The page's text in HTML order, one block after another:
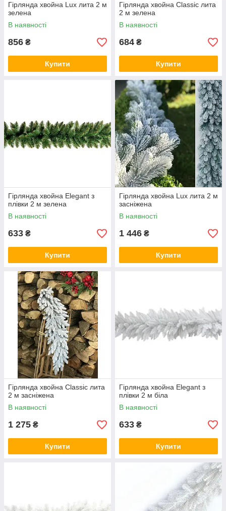
Гірлянда хвойна Lux лита 2 м
зелена
В наявності
856 ₴
Купити
Гірлянда хвойна Classic лита
2 м зелена
В наявності
684 ₴
Купити
Гірлянда хвойна Elegant з
плівки 2 м зелена
В наявності
633 ₴
Купити
Гірлянда хвойна Lux лита 2 м
засніжена
В наявності
1 446 ₴
Купити
Гірлянда хвойна Classic лита
2 м засніжена
В наявності
1 275 ₴
Купити
Гірлянда хвойна Elegant з
плівки 2 м біла
В наявності
633 ₴
Купити